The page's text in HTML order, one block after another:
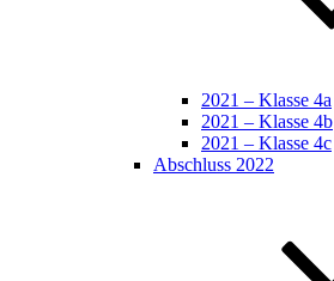
2021 – Klasse 4a
2021 – Klasse 4b
2021 – Klasse 4c
Abschluss 2022